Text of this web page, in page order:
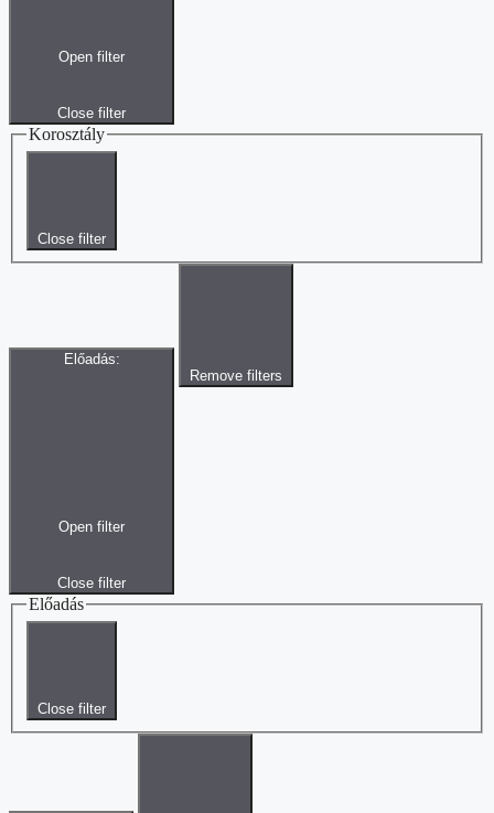
Open filter
Close filter
Korosztály
Close filter
Előadás:
Open filter
Close filter
Remove filters
Előadás
Close filter